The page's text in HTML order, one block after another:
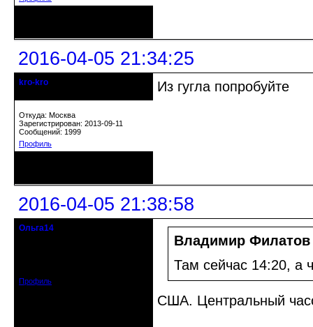
2016-04-05 21:34:25
kro-kro
Откуда: Москва
Зарегистрирован: 2013-09-11
Сообщений: 1999
Профиль
Из гугла попробуйте
2016-04-05 21:38:58
Ольга14
Профиль
Владимир
Там сейчас 14:20, а
США. Центральный